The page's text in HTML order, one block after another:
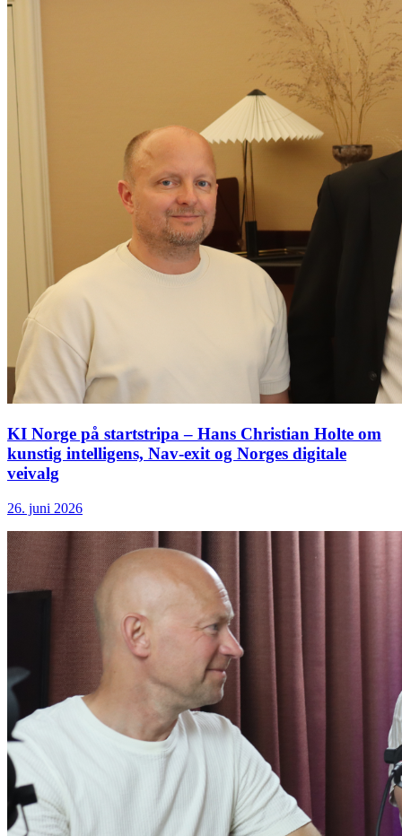
KI Norge på startstripa – Hans Christian Holte om
kunstig intelligens, Nav-exit og Norges digitale
veivalg
26. juni 2026